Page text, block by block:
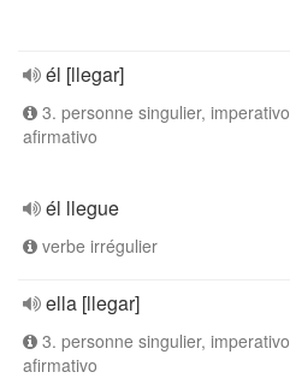
él [llegar]
3. personne singulier, imperativo
afirmativo
él llegue
verbe irrégulier
ella [llegar]
3. personne singulier, imperativo
afirmativo